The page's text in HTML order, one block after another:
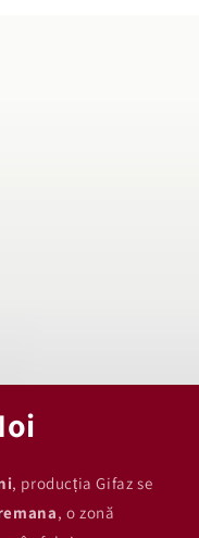
, producția Gifaz se
, o zonă